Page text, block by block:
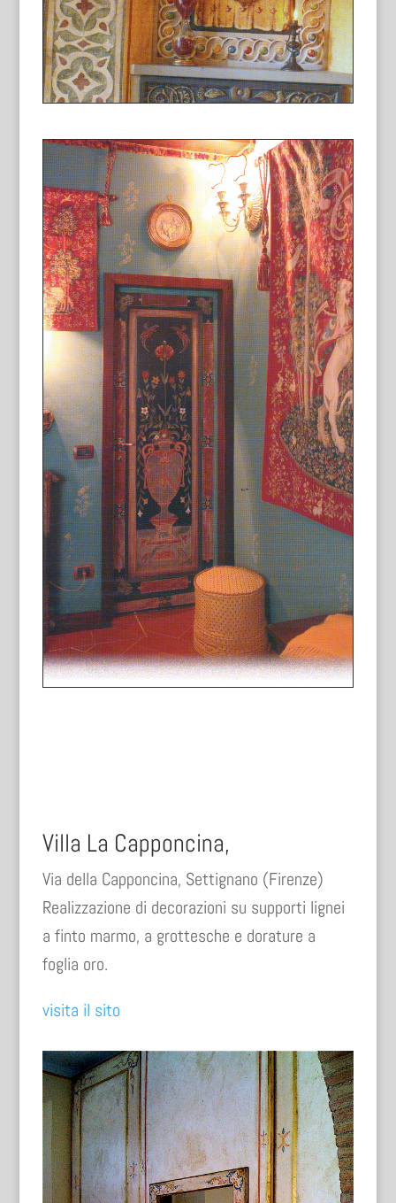
Villa La Capponcina,
Via della Capponcina, Settignano (Firenze)
Realizzazione di decorazioni su supporti lignei
a finto marmo, a grottesche e dorature a
foglia oro.
visita il sito